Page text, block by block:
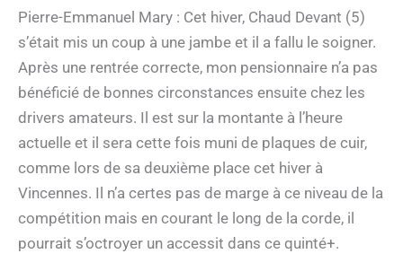
Pierre-Emmanuel Mary : Cet hiver, Chaud Devant (5)
s’était mis un coup à une jambe et il a fallu le soigner.
Après une rentrée correcte, mon pensionnaire n’a pas
bénéficié de bonnes circonstances ensuite chez les
drivers amateurs. Il est sur la montante à l’heure
actuelle et il sera cette fois muni de plaques de cuir,
comme lors de sa deuxième place cet hiver à
Vincennes. Il n’a certes pas de marge à ce niveau de la
compétition mais en courant le long de la corde, il
pourrait s’octroyer un accessit dans ce quinté+.